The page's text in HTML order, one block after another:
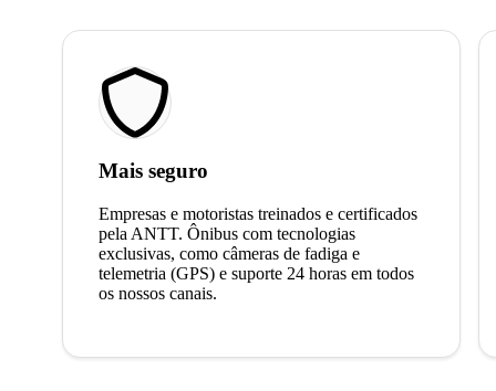
Mais seguro
Empresas e motoristas treinados e certificados
pela ANTT. Ônibus com tecnologias
exclusivas, como câmeras de fadiga e
telemetria (GPS) e suporte 24 horas em todos
os nossos canais.